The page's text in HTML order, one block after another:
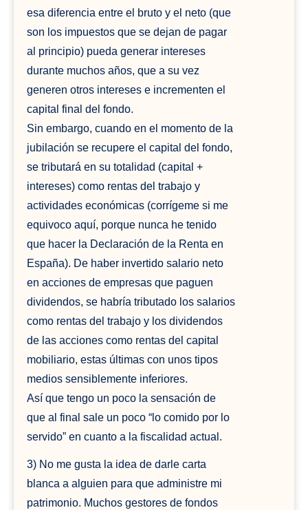
esa diferencia entre el bruto y el neto (que
son los impuestos que se dejan de pagar
al principio) pueda generar intereses
durante muchos años, que a su vez
generen otros intereses e incrementen el
capital final del fondo.
Sin embargo, cuando en el momento de la
jubilación se recupere el capital del fondo,
se tributará en su totalidad (capital +
intereses) como rentas del trabajo y
actividades económicas (corrígeme si me
equivoco aquí, porque nunca he tenido
que hacer la Declaración de la Renta en
España). De haber invertido salario neto
en acciones de empresas que paguen
dividendos, se habría tributado los salarios
como rentas del trabajo y los dividendos
de las acciones como rentas del capital
mobiliario, estas últimas con unos tipos
medios sensiblemente inferiores.
Así que tengo un poco la sensación de
que al final sale un poco “lo comido por lo
servido” en cuanto a la fiscalidad actual.
3) No me gusta la idea de darle carta
blanca a alguien para que administre mi
patrimonio. Muchos gestores de fondos